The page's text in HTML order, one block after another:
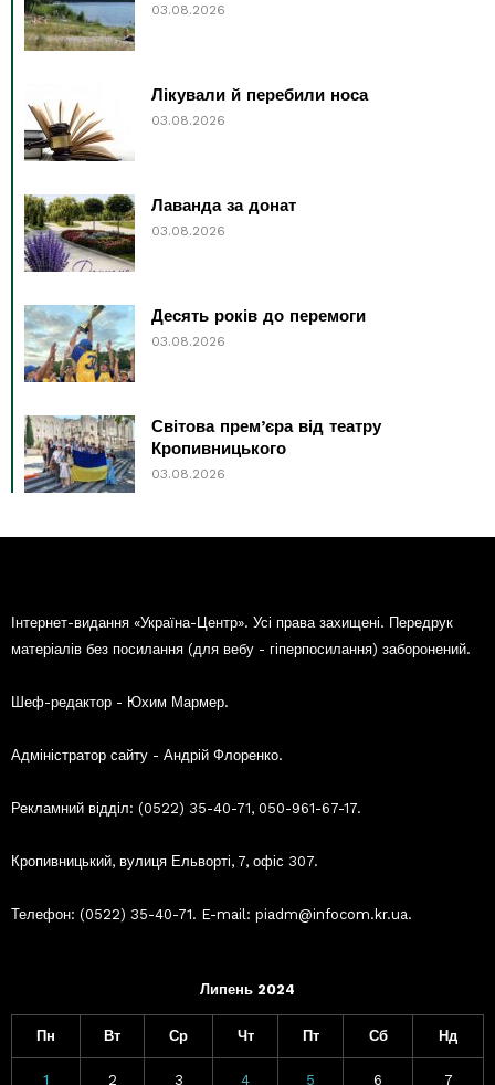
03.08.2026
Лікували й перебили носа
03.08.2026
Лаванда за донат
03.08.2026
Десять років до перемоги
03.08.2026
Світова прем’єра від театру
Кропивницького
03.08.2026
Інтернет-видання «Україна-Центр». Усі права захищені. Передрук
матеріалів без посилання (для вебу - гіперпосилання) заборонений.
Шеф-редактор - Юхим Мармер.
Адміністратор сайту - Андрій Флоренко.
Рекламний відділ: (0522) 35-40-71, 050-961-67-17.
Кропивницький, вулиця Ельворті, 7, офіс 307.
Телефон: (0522) 35-40-71. E-mail: piadm@infocom.kr.ua.
Липень 2024
Пн Вт Ср Чт Пт Сб Нд
1 2 3 4 5 6 7